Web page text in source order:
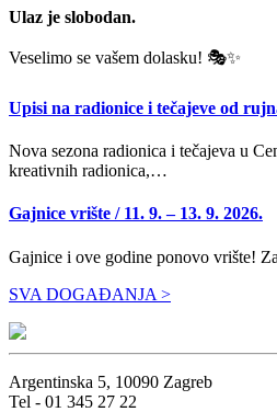
Ulaz je slobodan.
Veselimo se vašem dolasku! 🎭✨
Upisi na radionice i tečajeve od
Nova sezona radionica i tečajeva u
kreativnih radionica,…
Gajnice vrište / 11. 9. – 13. 9. 2026.
Gajnice i ove godine ponovo vrište!
SVA DOGAĐANJA >
Argentinska 5, 10090 Zagreb
Tel - 01 345 27 22